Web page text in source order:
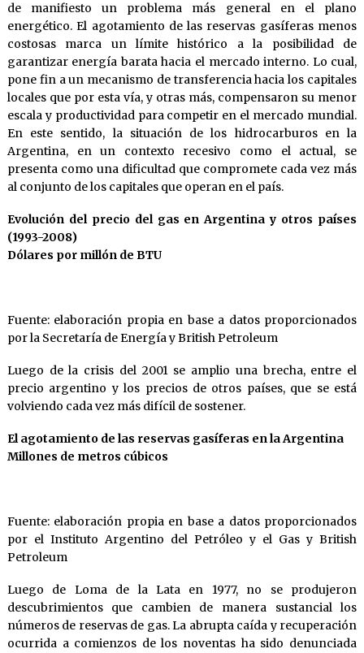
de manifiesto un problema más general en el plano
energético. El agotamiento de las reservas gasíferas menos
costosas marca un límite histórico a la posibilidad de
garantizar energía barata hacia el mercado interno. Lo cual,
pone fin a un mecanismo de transferencia hacia los capitales
locales que por esta vía, y otras más, compensaron su menor
escala y productividad para competir en el mercado mundial.
En este sentido, la situación de los hidrocarburos en la
Argentina, en un contexto recesivo como el actual, se
presenta como una dificultad que compromete cada vez más
al conjunto de los capitales que operan en el país.
Evolución del precio del gas en Argentina y otros países
(1993-2008)
Dólares por millón de BTU
Fuente: elaboración propia en base a datos proporcionados
por la Secretaría de Energía y British Petroleum
Luego de la crisis del 2001 se amplio una brecha, entre el
precio argentino y los precios de otros países, que se está
volviendo cada vez más difícil de sostener.
El agotamiento de las reservas gasíferas en la Argentina
Millones de metros cúbicos
Fuente: elaboración propia en base a datos proporcionados
por el Instituto Argentino del Petróleo y el Gas y British
Petroleum
Luego de Loma de la Lata en 1977, no se produjeron
descubrimientos que cambien de manera sustancial los
números de reservas de gas. La abrupta caída y recuperación
ocurrida a comienzos de los noventas ha sido denunciada